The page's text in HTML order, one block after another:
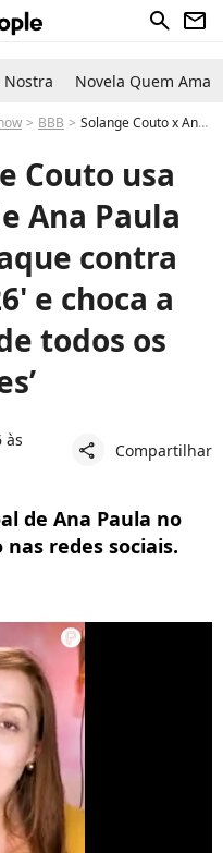
search newsletter
Nostra Novela Quem Ama
BBB Solange Couto x Ana Paula Renault no BBB 26: atriz usa mãe falecida da jornalista em briga pesada e é detonada
Couto usa
Ana Paula
contra
e choca a
todos os
às
share Compartilhar
de Ana Paula no
redes sociais.